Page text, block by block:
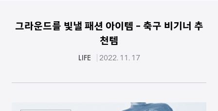
그라운드를 빛낼 패션 아이템 - 축구 비기너 추
천템
LIFE 2022. 11. 17